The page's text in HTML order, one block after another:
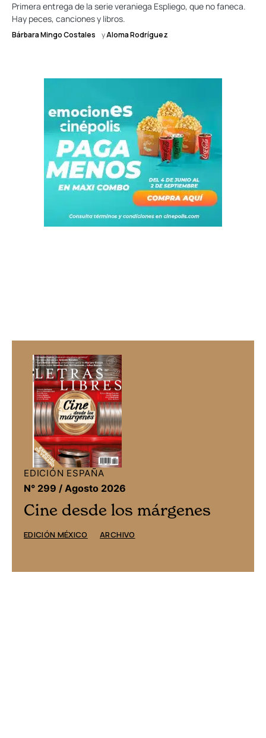
Primera entrega de la serie veraniega Espliego, que no faneca.
Hay peces, canciones y libros.
Bárbara Mingo Costales yAloma Rodríguez
EDICIÓN ESPAÑA
N° 299 / Agosto 2026
Cine desde los márgenes
EDICIÓN MÉXICO ARCHIVO